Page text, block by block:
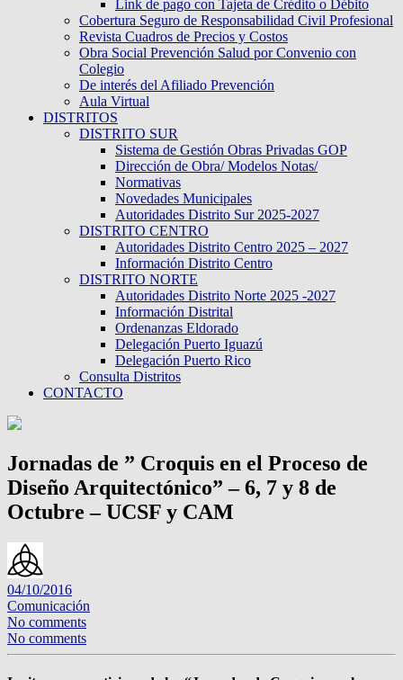
Link de pago con Tajeta de Crédito o Débito
Cobertura Seguro de Responsabilidad Civil Profesional
Revista Cuadros de Precios y Costos
Obra Social Prevención Salud por Convenio con
Colegio
De interés del Afiliado Prevención
Aula Virtual
DISTRITOS
DISTRITO SUR
Sistema de Gestión Obras Privadas GOP
Dirección de Obra/ Modelos Notas/
Normativas
Novedades Municipales
Autoridades Distrito Sur 2025-2027
DISTRITO CENTRO
Autoridades Distrito Centro 2025 – 2027
Información Distrito Centro
DISTRITO NORTE
Autoridades Distrito Norte 2025 -2027
Información Distrital
Ordenanzas Eldorado
Delegación Puerto Iguazú
Delegación Puerto Rico
Consulta Distritos
CONTACTO
Jornadas de ” Croquis en el Proceso de
Diseño Arquitectónico” – 6, 7 y 8 de
Octubre – UCSF y CAM
04/10/2016
Comunicación
No comments
No comments